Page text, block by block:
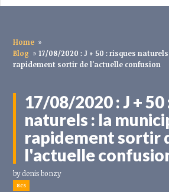
Home »
Blog » 17/08/2020 : J + 50 : risques
rapidement sortir de l'actuelle confusion
17/08/2020 : J + 50
naturels : la
rapidement sortir
l'actuelle
bydenis bonzy
8cs